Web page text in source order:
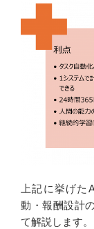
上記に挙げ
動・報酬設計
て解説します。